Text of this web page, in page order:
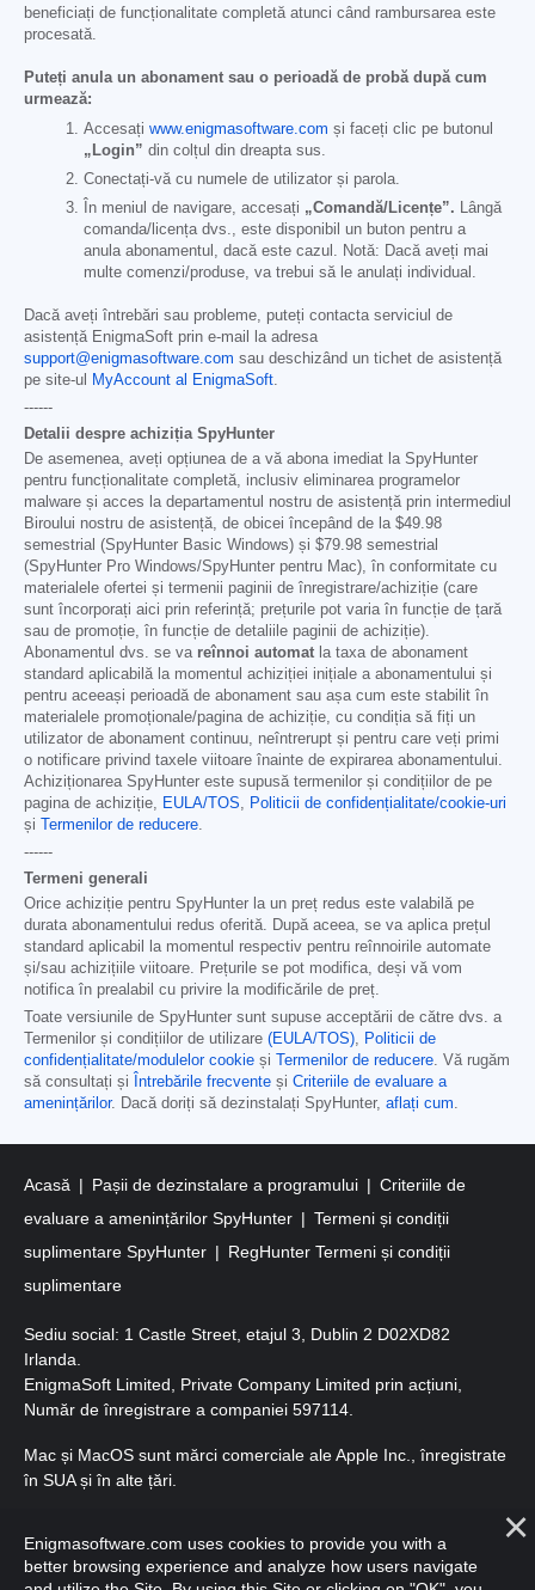
beneficiați de funcționalitate completă atunci când rambursarea este
procesată.
Puteți anula un abonament sau o perioadă de probă după cum
urmează:
Accesați www.enigmasoftware.com și faceți clic pe butonul
„Login” din colțul din dreapta sus.
Conectați-vă cu numele de utilizator și parola.
În meniul de navigare, accesați „Comandă/Licențe”. Lângă
comanda/licența dvs., este disponibil un buton pentru a
anula abonamentul, dacă este cazul. Notă: Dacă aveți mai
multe comenzi/produse, va trebui să le anulați individual.
Dacă aveți întrebări sau probleme, puteți contacta serviciul de
asistență EnigmaSoft prin e-mail la adresa
support@enigmasoftware.com sau deschizând un tichet de asistență
pe site-ul
MyAccount al EnigmaSoft.
------
Detalii despre achiziția SpyHunter
De asemenea, aveți opțiunea de a vă abona imediat la SpyHunter
pentru funcționalitate completă, inclusiv eliminarea programelor
malware și acces la departamentul nostru de asistență prin intermediul
Biroului nostru de asistență, de obicei începând de la $49.98
semestrial (SpyHunter Basic Windows) și $79.98 semestrial
(SpyHunter Pro Windows/SpyHunter pentru Mac), în conformitate cu
materialele ofertei și termenii paginii de înregistrare/achiziție (care
sunt încorporați aici prin referință; prețurile pot varia în funcție de țară
sau de promoție, în funcție de detaliile paginii de achiziție).
Abonamentul dvs. se va reînnoi automat la taxa de abonament
standard aplicabilă la momentul achiziției inițiale a abonamentului și
pentru aceeași perioadă de abonament sau așa cum este stabilit în
materialele promoționale/pagina de achiziție, cu condiția să fiți un
utilizator de abonament continuu, neîntrerupt și pentru care veți primi
o notificare privind taxele viitoare înainte de expirarea abonamentului.
Achiziționarea SpyHunter este supusă termenilor și condițiilor de pe
pagina de achiziție, EULA/TOS, Politicii de confidențialitate/cookie-uri
și
Termenilor de reducere.
------
Termeni generali
Orice achiziție pentru SpyHunter la un preț redus este valabilă pe
durata abonamentului redus oferită. După aceea, se va aplica prețul
standard aplicabil la momentul respectiv pentru reînnoirile automate
și/sau achizițiile viitoare. Prețurile se pot modifica, deși vă vom
notifica în prealabil cu privire la modificările de preț.
Toate versiunile de SpyHunter sunt supuse acceptării de către dvs. a
Termenilor și condițiilor de utilizare (EULA/TOS), Politicii de
confidențialitate/modulelor cookie și Termenilor de reducere. Vă rugăm
să consultați și
Întrebările frecvente și Criteriile de evaluare a
amenințărilor. Dacă doriți să dezinstalați SpyHunter, aflați cum.
Acasă Pașii de dezinstalare a programului
Criteriile de
evaluare a amenințărilor SpyHunter
Termeni și condiții
suplimentare SpyHunter
RegHunter Termeni și condiții
suplimentare
Sediu social: 1 Castle Street, etajul 3, Dublin 2 D02XD82
Irlanda.
EnigmaSoft Limited, Private Company Limited prin acțiuni,
Număr de înregistrare a companiei 597114.
Mac și MacOS sunt mărci comerciale ale Apple Inc., înregistrate
în SUA și în alte țări.
rezervate.
Enigmasoftware.com uses cookies to provide you with a
better browsing experience and analyze how users navigate